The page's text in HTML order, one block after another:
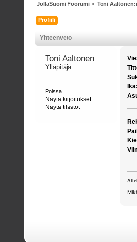
JollaSuomi Foorumi » Toni
Profiili
Yhteenveto
Toni Aaltonen
Ylläpitäjä
Poissa
Näytä kirjoitukset
Näytä tilastot
Ikä: